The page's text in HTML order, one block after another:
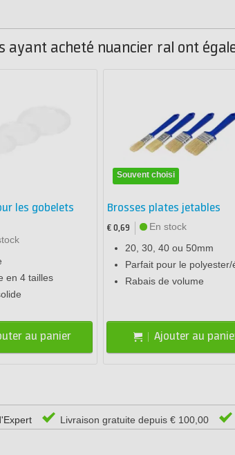
ayant acheté nuancier ral ont
les gobelets
en 4 tailles
au panier
Souvent choisi
Brosses plates jetables
€ 0,69
En stock
20, 30, 40 ou 50mm
Parfait pour le polyester/
Rabais de volume
Ajouter au
Livraison gratuite depuis € 100,00